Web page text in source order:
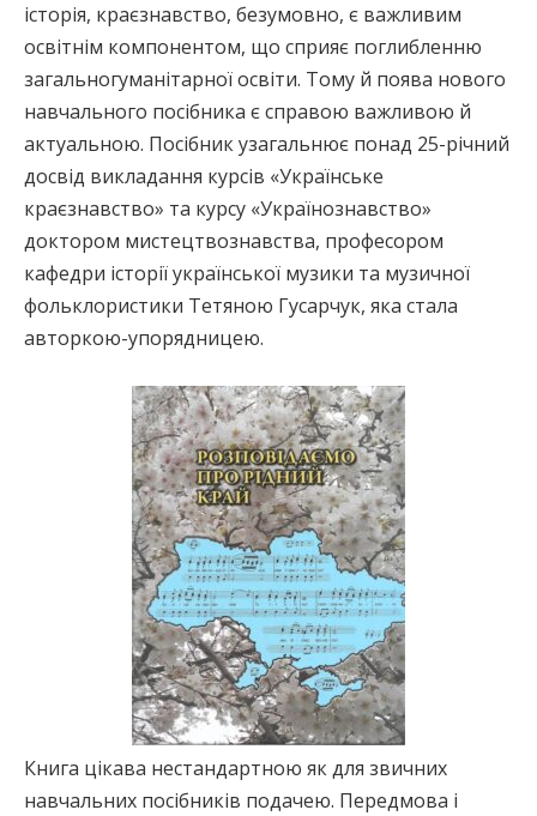
історія, краєзнавство, безумовно, є важливим
освітнім компонентом, що сприяє поглибленню
загальногуманітарної освіти. Тому й поява нового
навчального посібника є справою важливою й
актуальною. Посібник узагальнює понад 25-річний
досвід викладання курсів «Українське
краєзнавство» та курсу «Українознавство»
доктором мистецтвознавства, професором
кафедри історії української музики та музичної
фольклористики Тетяною Гусарчук, яка стала
авторкою-упорядницею.
Книга цікава нестандартною як для звичних
навчальних посібників подачею. Передмова і